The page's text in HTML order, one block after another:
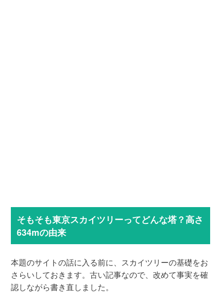
そもそも東京スカイツリーってどんな塔？高さ
634mの由来
本題のサイトの話に入る前に、スカイツリーの基礎をお
さらいしておきます。古い記事なので、改めて事実を確
認しながら書き直しました。